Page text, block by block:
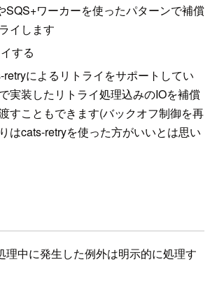
SQS+ワーカーを使ったパターンで補償
イします
する
によるリトライをサポートしてい
実装したリトライ処理込みのIOを補償
すこともできます(バックオフ制御を再
はcats-retryを使った方がいいとは思い
理中に発生した例外は明示的に処理す